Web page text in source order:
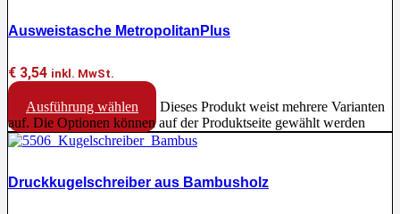
Ausweistasche MetropolitanPlus
€ 3,54 inkl. MwSt.
Ausführung wählen
Dieses Produkt weist mehrere Varianten
auf. Die Optionen können auf der Produktseite gewählt werden
Druckkugelschreiber aus Bambusholz